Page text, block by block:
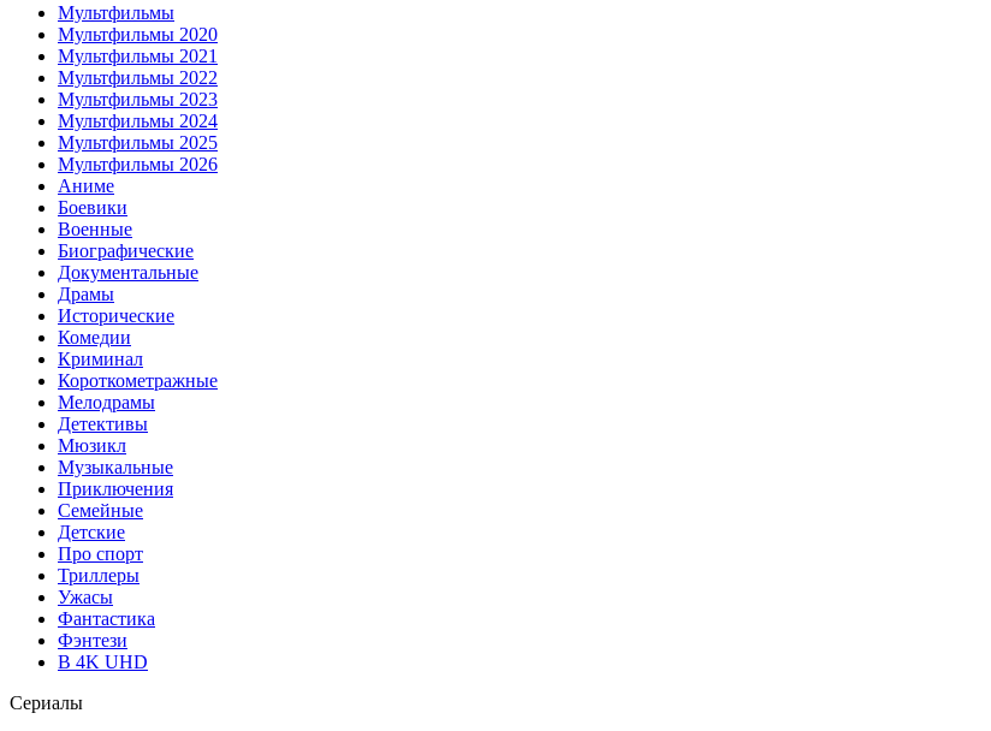
Мультфильмы
Мультфильмы 2020
Мультфильмы 2021
Мультфильмы 2022
Мультфильмы 2023
Мультфильмы 2024
Мультфильмы 2025
Мультфильмы 2026
Аниме
Боевики
Военные
Биографические
Документальные
Драмы
Исторические
Комедии
Криминал
Короткометражные
Мелодрамы
Детективы
Мюзикл
Музыкальные
Приключения
Семейные
Детские
Про спорт
Триллеры
Ужасы
Фантастика
Фэнтези
В 4K UHD
Сериалы